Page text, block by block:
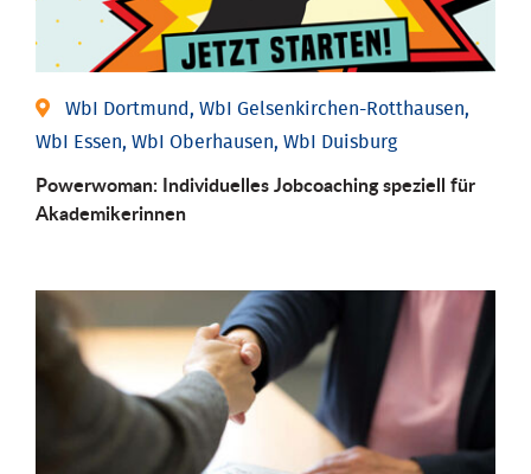
WbI Dortmund, WbI Gelsenkirchen-Rotthausen,
WbI Essen, WbI Oberhausen, WbI Duisburg
Powerwoman: Individu­elles Job­coaching speziell für
Aka­demiker­innen